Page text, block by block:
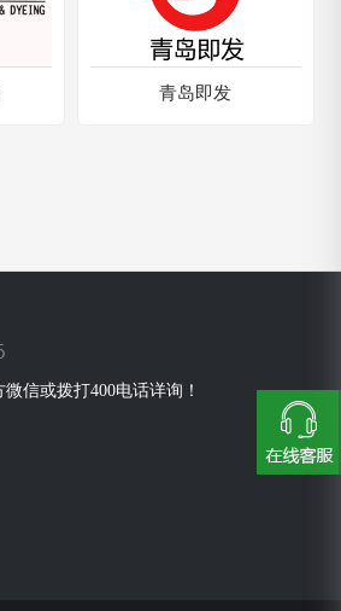
青岛即发
信或拨打400电话详询！